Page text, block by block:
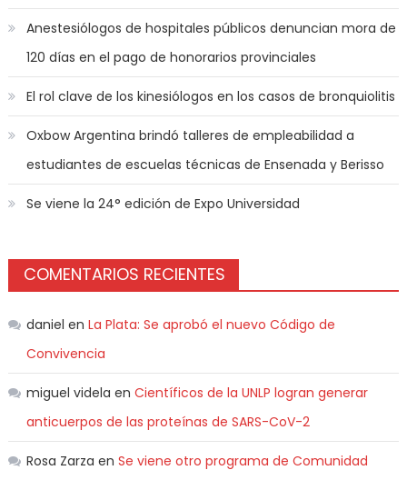
Anestesiólogos de hospitales públicos denuncian mora de
120 días en el pago de honorarios provinciales
El rol clave de los kinesiólogos en los casos de bronquiolitis
Oxbow Argentina brindó talleres de empleabilidad a
estudiantes de escuelas técnicas de Ensenada y Berisso
Se viene la 24° edición de Expo Universidad
COMENTARIOS RECIENTES
daniel en La Plata: Se aprobó el nuevo Código de
Convivencia
miguel videla en Científicos de la UNLP logran generar
anticuerpos de las proteínas de SARS-CoV-2
Rosa Zarza en Se viene otro programa de Comunidad